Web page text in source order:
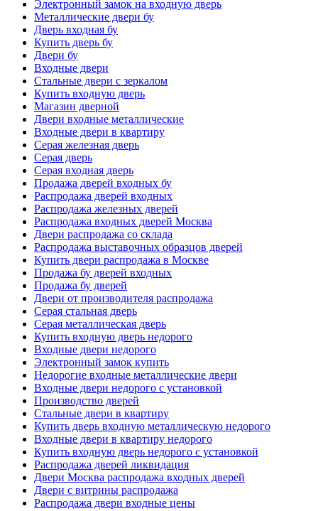
Электронный замок на входную дверь
Металлические двери бу
Дверь входная бу
Купить дверь бу
Двери бу
Входные двери
Стальные двери с зеркалом
Купить входную дверь
Магазин дверной
Двери входные металлические
Входные двери в квартиру
Серая железная дверь
Серая дверь
Серая входная дверь
Продажа дверей входных бу
Распродажа дверей входных
Распродажа железных дверей
Распродажа входных дверей Москва
Двери распродажа со склада
Распродажа выставочных образцов дверей
Купить двери распродажа в Москве
Продажа бу дверей входных
Продажа бу дверей
Двери от производителя распродажа
Серая стальная дверь
Серая металлическая дверь
Купить входную дверь недорого
Входные двери недорого
Электронный замок купить
Недорогие входные металлические двери
Входные двери недорого с установкой
Производство дверей
Стальные двери в квартиру
Купить дверь входную металлическую недорого
Входные двери в квартиру недорого
Купить входную дверь недорого с установкой
Распродажа дверей ликвидация
Двери Москва распродажа входных дверей
Двери с витрины распродажа
Распродажа двери входные цены